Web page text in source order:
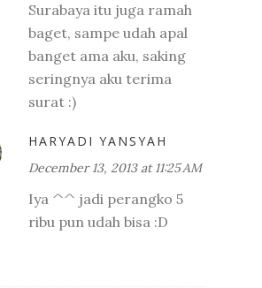
Surabaya itu juga ramah
baget, sampe udah apal
banget ama aku, saking
seringnya aku terima
surat :)
HARYADI YANSYAH
December 13, 2013 at 11:25 AM
Iya ^^ jadi perangko 5
ribu pun udah bisa :D